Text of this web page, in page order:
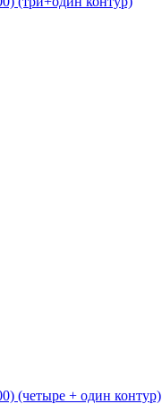
(четыре + один контур)